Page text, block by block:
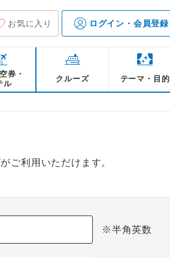
お気に入り ログイン・会員登録
券・
ル
クルーズ テーマ・目的
ご利用いただけます。
※半角英数